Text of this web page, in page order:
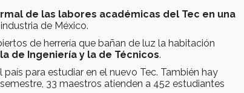
de las labores académicas del Tec en una
de México.
de herrería que bañan de luz la habitación
de Ingeniería y la de Técnicos.
para estudiar en el nuevo Tec. También hay
33 maestros atienden a 452 estudiantes